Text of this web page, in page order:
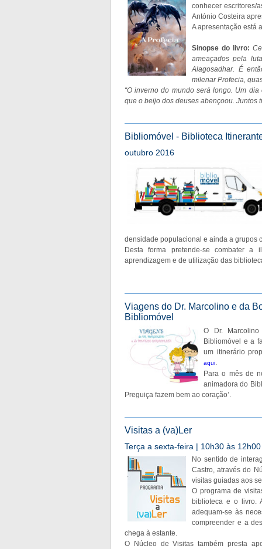
conhecer escritores/
António Costeira
A apresentação está
Sinopse do livro:
ameaçados pela
Alagosadhar. É
milenar Profecia,
“O inverno do mundo será longo. Um
que o beijo dos deuses abençoou. Juntos
Bibliomóvel - Biblioteca
outubro 2016
densidade populacional e ainda a grupos
Desta forma pretende-se combater
aprendizagem e de utilização das
Viagens do Dr. Marcolino e da
Bibliomóvel
O Dr.
Bibliomóvel e a
um itinerário
aqui.
Para o mês de
animadora do
Preguiça fazem bem ao coração’.
Visitas a (va)Ler
Terça a sexta-feira | 10h30 às
No sentido de
Castro, através do
visitas guiadas aos
O programa de
biblioteca e o livro.
adequam-se às
compreender e a
chega à estante.
O Núcleo de Visitas também presta